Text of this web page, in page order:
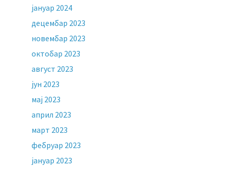
јануар 2024
децембар 2023
новембар 2023
октобар 2023
август 2023
јун 2023
мај 2023
април 2023
март 2023
фебруар 2023
јануар 2023